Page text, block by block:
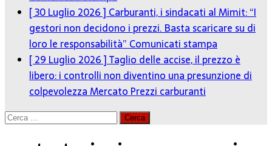
[ 30 Luglio 2026 ] Carburanti, i sindacati al Mimit: “I
gestori non decidono i prezzi. Basta scaricare su di
loro le responsabilità” Comunicati stampa
[ 29 Luglio 2026 ]Taglio delle accise, il prezzo è
libero: i controlli non diventino una presunzione di
colpevolezzaMercato Prezzi carburanti
Ricerca